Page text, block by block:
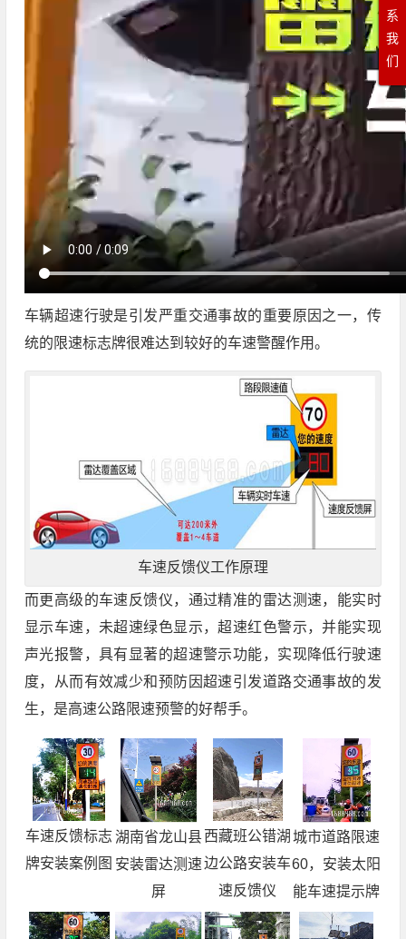
车辆超速行驶是引发严重交通事故的重要原因之一，传
统的限速标志牌很难达到较好的车速警醒作用。
车速反馈仪工作原理
而更高级的车速反馈仪，通过精准的雷达测速，能实时
显示车速，未超速绿色显示，超速红色警示，并能实现
声光报警，具有显著的超速警示功能，实现降低行驶速
度，从而有效减少和预防因超速引发道路交通事故的发
生，是高速公路限速预警的好帮手。
车速反馈标志
牌安装案例图
湖南省龙山县
安装雷达测速
屏
西藏班公错湖
边公路安装车
速反馈仪
城市道路限速
60，安装太阳
能车速提示牌
系
我
们